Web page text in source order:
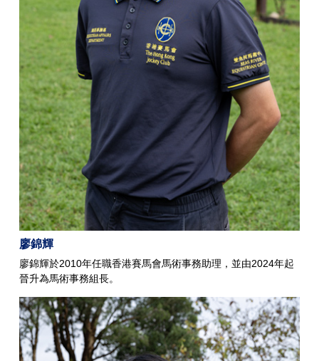
廖錦輝
廖錦輝於2010年任職香港賽馬會馬術事務助理，並由2024年起
晉升為馬術事務組長。